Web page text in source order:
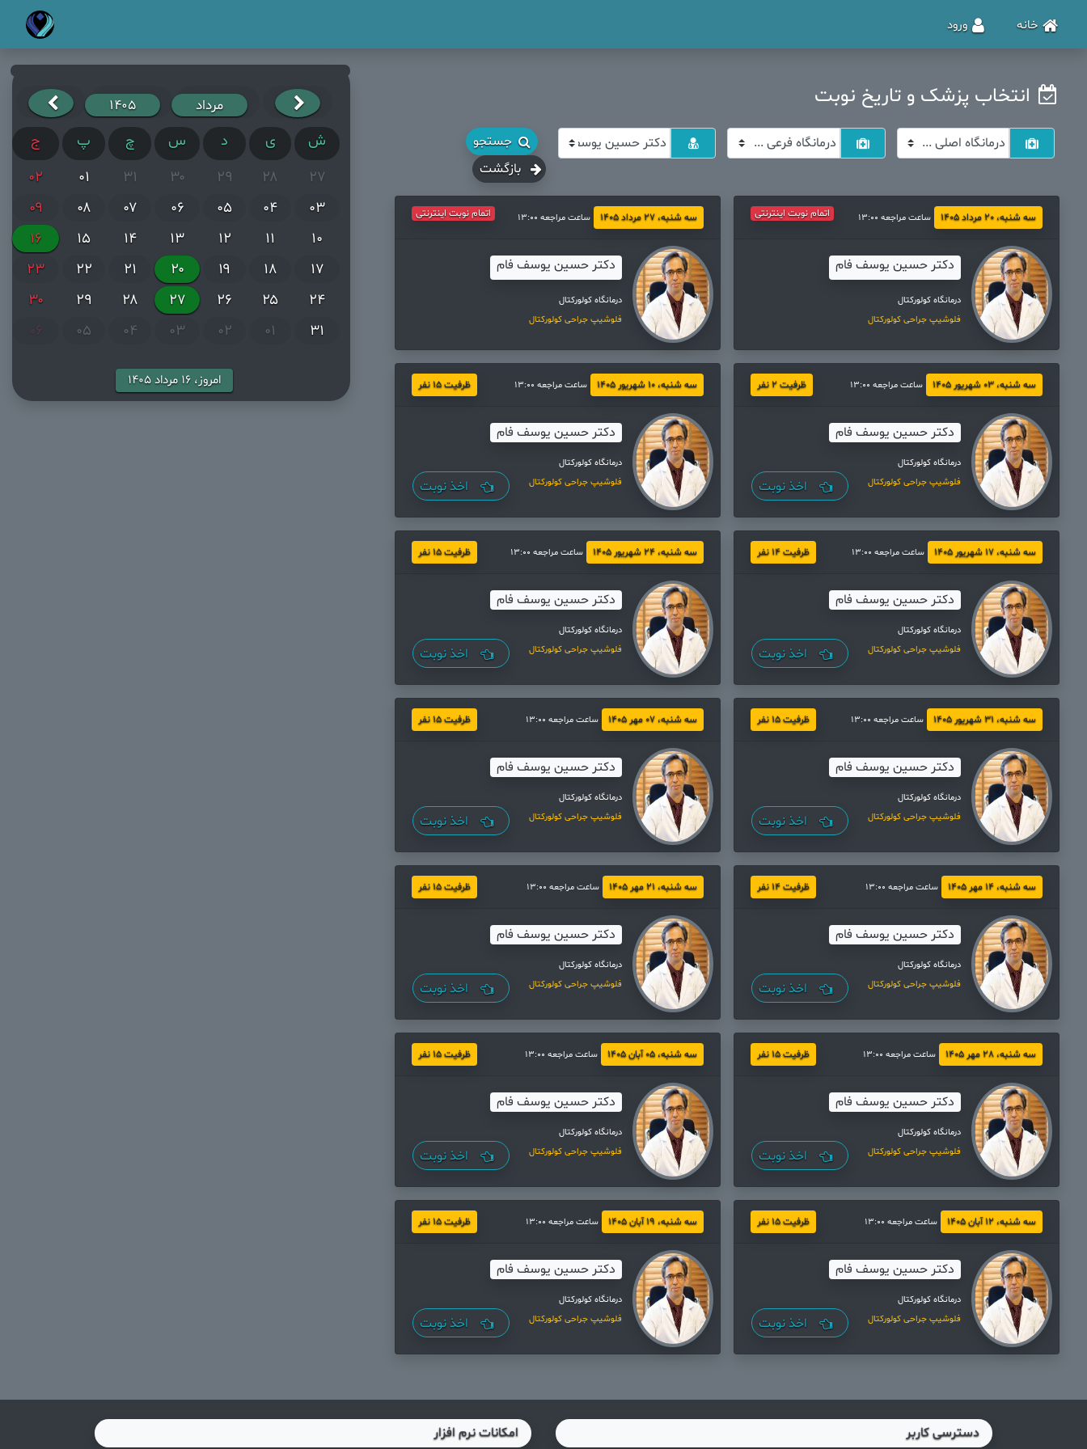
خانه ورود
انتخاب پزشک و تاریخ نوبت
جستجو
بازگشت
سه شنبه، 20 مرداد 1405 ساعت مراجعه 13:00 اتمام نوبت اینترنتی
دکتر حسین یوسف فام
درمانگاه کولورکتال
فلوشیپ جراحی کولورکتال
سه شنبه، 27 مرداد 1405 ساعت مراجعه 13:00 اتمام نوبت اینترنتی
دکتر حسین یوسف فام
درمانگاه کولورکتال
فلوشیپ جراحی کولورکتال
سه شنبه، 03 شهریور 1405 ساعت مراجعه 13:00 ظرفیت 2 نفر
دکتر حسین یوسف فام
درمانگاه کولورکتال
فلوشیپ جراحی کولورکتال
اخذ نوبت
سه شنبه، 10 شهریور 1405 ساعت مراجعه 13:00 ظرفیت 15 نفر
دکتر حسین یوسف فام
درمانگاه کولورکتال
فلوشیپ جراحی کولورکتال
اخذ نوبت
سه شنبه، 17 شهریور 1405 ساعت مراجعه 13:00 ظرفیت 14 نفر
دکتر حسین یوسف فام
درمانگاه کولورکتال
فلوشیپ جراحی کولورکتال
اخذ نوبت
سه شنبه، 24 شهریور 1405 ساعت مراجعه 13:00 ظرفیت 15 نفر
دکتر حسین یوسف فام
درمانگاه کولورکتال
فلوشیپ جراحی کولورکتال
اخذ نوبت
سه شنبه، 31 شهریور 1405 ساعت مراجعه 13:00 ظرفیت 15 نفر
دکتر حسین یوسف فام
درمانگاه کولورکتال
فلوشیپ جراحی کولورکتال
اخذ نوبت
سه شنبه، 07 مهر 1405 ساعت مراجعه 13:00 ظرفیت 15 نفر
دکتر حسین یوسف فام
درمانگاه کولورکتال
فلوشیپ جراحی کولورکتال
اخذ نوبت
سه شنبه، 14 مهر 1405 ساعت مراجعه 13:00 ظرفیت 14 نفر
دکتر حسین یوسف فام
درمانگاه کولورکتال
فلوشیپ جراحی کولورکتال
اخذ نوبت
سه شنبه، 21 مهر 1405 ساعت مراجعه 13:00 ظرفیت 15 نفر
دکتر حسین یوسف فام
درمانگاه کولورکتال
فلوشیپ جراحی کولورکتال
اخذ نوبت
سه شنبه، 28 مهر 1405 ساعت مراجعه 13:00 ظرفیت 15 نفر
دکتر حسین یوسف فام
درمانگاه کولورکتال
فلوشیپ جراحی کولورکتال
اخذ نوبت
سه شنبه، 05 آبان 1405 ساعت مراجعه 13:00 ظرفیت 15 نفر
دکتر حسین یوسف فام
درمانگاه کولورکتال
فلوشیپ جراحی کولورکتال
اخذ نوبت
سه شنبه، 12 آبان 1405 ساعت مراجعه 13:00 ظرفیت 15 نفر
دکتر حسین یوسف فام
درمانگاه کولورکتال
فلوشیپ جراحی کولورکتال
اخذ نوبت
سه شنبه، 19 آبان 1405 ساعت مراجعه 13:00 ظرفیت 15 نفر
دکتر حسین یوسف فام
درمانگاه کولورکتال
فلوشیپ جراحی کولورکتال
اخذ نوبت
مرداد ۱۴۰۵
ش ی د س چ پ
ج
۲۷
۲۸ ۲۹ ۳۰ ۳۱ ۰۱
۰۲
۰۳
۰۴ ۰۵ ۰۶ ۰۷ ۰۸
۰۹
۱۰
۱۱ ۱۲ ۱۳ ۱۴ ۱۵
۱۶
۱۷
۱۸ ۱۹ ۲۰ ۲۱ ۲۲
۲۳
۲۴
۲۵ ۲۶ ۲۷ ۲۸ ۲۹
۳۰
۳۱
۰۱ ۰۲ ۰۳ ۰۴ ۰۵ ۰۶
امروز، ۱۶ مرداد ۱۴۰۵
دسترسی کاربر امکانات نرم افزار